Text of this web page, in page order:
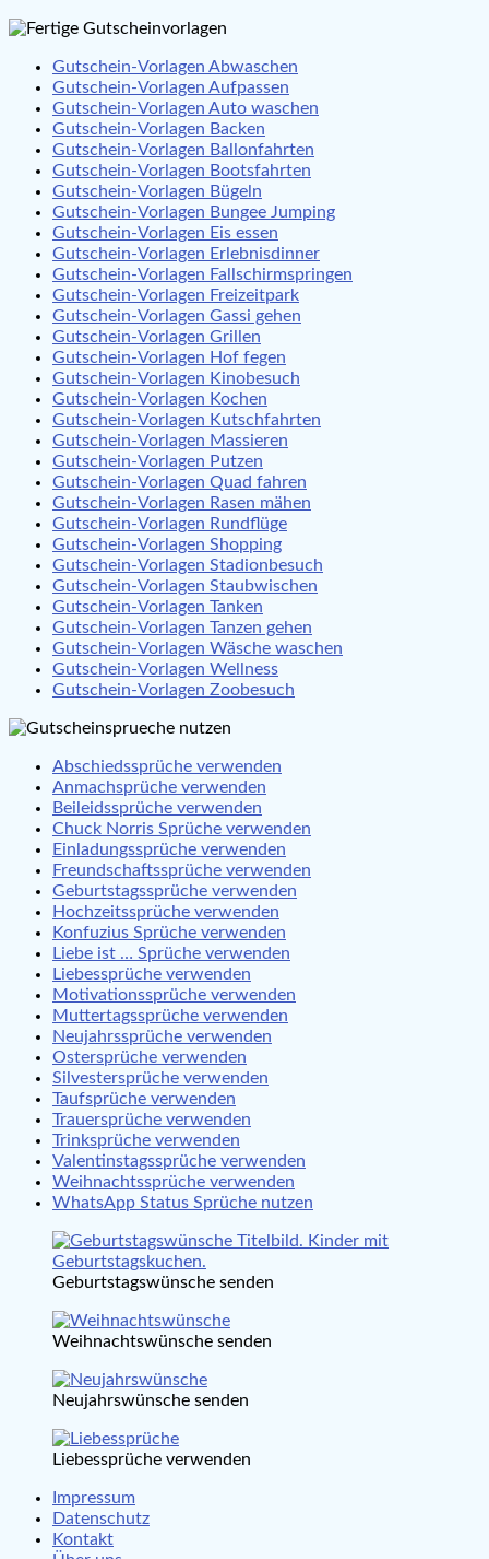
Gutschein-Vorlagen Abwaschen
Gutschein-Vorlagen Aufpassen
Gutschein-Vorlagen Auto waschen
Gutschein-Vorlagen Backen
Gutschein-Vorlagen Ballonfahrten
Gutschein-Vorlagen Bootsfahrten
Gutschein-Vorlagen Bügeln
Gutschein-Vorlagen Bungee Jumping
Gutschein-Vorlagen Eis essen
Gutschein-Vorlagen Erlebnisdinner
Gutschein-Vorlagen Fallschirmspringen
Gutschein-Vorlagen Freizeitpark
Gutschein-Vorlagen Gassi gehen
Gutschein-Vorlagen Grillen
Gutschein-Vorlagen Hof fegen
Gutschein-Vorlagen Kinobesuch
Gutschein-Vorlagen Kochen
Gutschein-Vorlagen Kutschfahrten
Gutschein-Vorlagen Massieren
Gutschein-Vorlagen Putzen
Gutschein-Vorlagen Quad fahren
Gutschein-Vorlagen Rasen mähen
Gutschein-Vorlagen Rundflüge
Gutschein-Vorlagen Shopping
Gutschein-Vorlagen Stadionbesuch
Gutschein-Vorlagen Staubwischen
Gutschein-Vorlagen Tanken
Gutschein-Vorlagen Tanzen gehen
Gutschein-Vorlagen Wäsche waschen
Gutschein-Vorlagen Wellness
Gutschein-Vorlagen Zoobesuch
Abschiedssprüche verwenden
Anmachsprüche verwenden
Beileidssprüche verwenden
Chuck Norris Sprüche verwenden
Einladungssprüche verwenden
Freundschaftssprüche verwenden
Geburtstagssprüche verwenden
Hochzeitssprüche verwenden
Konfuzius Sprüche verwenden
Liebe ist … Sprüche verwenden
Liebessprüche verwenden
Motivationssprüche verwenden
Muttertagssprüche verwenden
Neujahrssprüche verwenden
Ostersprüche verwenden
Silvestersprüche verwenden
Taufsprüche verwenden
Trauersprüche verwenden
Trinksprüche verwenden
Valentinstagssprüche verwenden
Weihnachtssprüche verwenden
WhatsApp Status Sprüche nutzen
Geburtstagswünsche senden
Weihnachtswünsche senden
Neujahrswünsche senden
Liebessprüche verwenden
Impressum
Datenschutz
Kontakt